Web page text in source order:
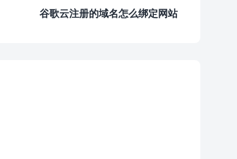
谷歌云注册的域名怎么绑定网站